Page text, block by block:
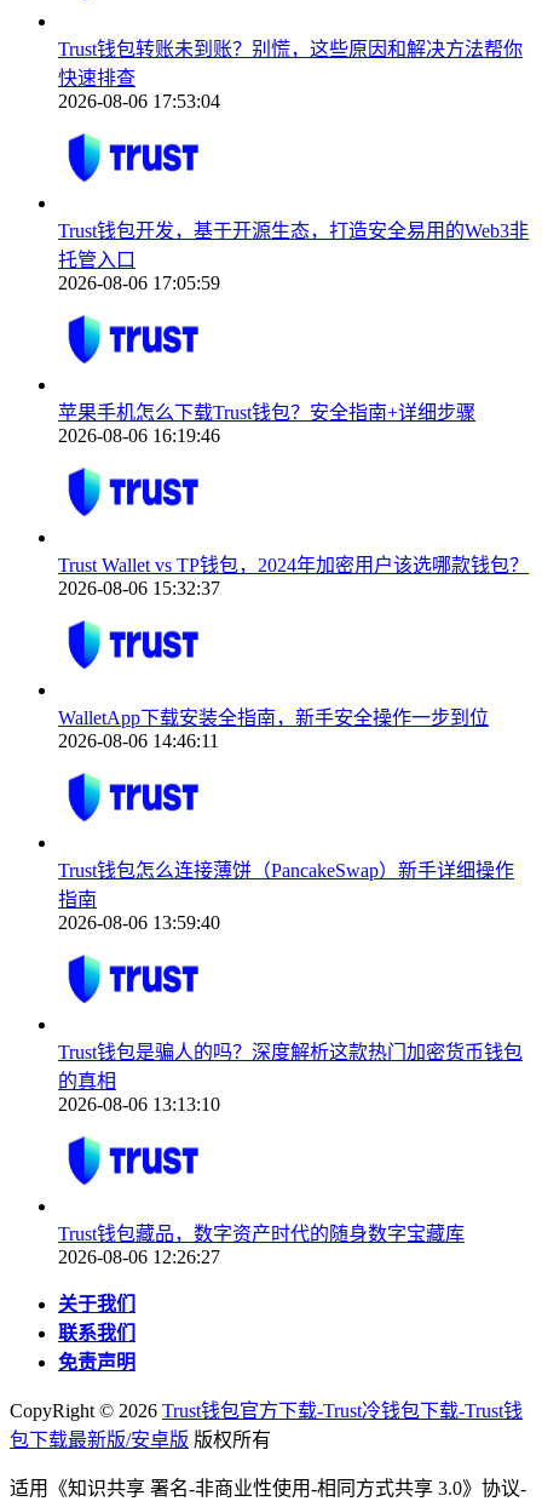
Trust钱包转账未到账？别慌，这些原因和解决方法帮你
快速排查
2026-08-06 17:53:04
Trust钱包开发，基于开源生态，打造安全易用的Web3非
托管入口
2026-08-06 17:05:59
苹果手机怎么下载Trust钱包？安全指南+详细步骤
2026-08-06 16:19:46
Trust Wallet vs TP钱包，2024年加密用户该选哪款钱包？
2026-08-06 15:32:37
WalletApp下载安装全指南，新手安全操作一步到位
2026-08-06 14:46:11
Trust钱包怎么连接薄饼（PancakeSwap）新手详细操作
指南
2026-08-06 13:59:40
Trust钱包是骗人的吗？深度解析这款热门加密货币钱包
的真相
2026-08-06 13:13:10
Trust钱包藏品，数字资产时代的随身数字宝藏库
2026-08-06 12:26:27
关于我们
联系我们
免责声明
CopyRight © 2026 Trust钱包官方下载-Trust冷钱包下载-Trust钱
包下载最新版/安卓版 版权所有
适用《知识共享 署名-非商业性使用-相同方式共享 3.0》协议-